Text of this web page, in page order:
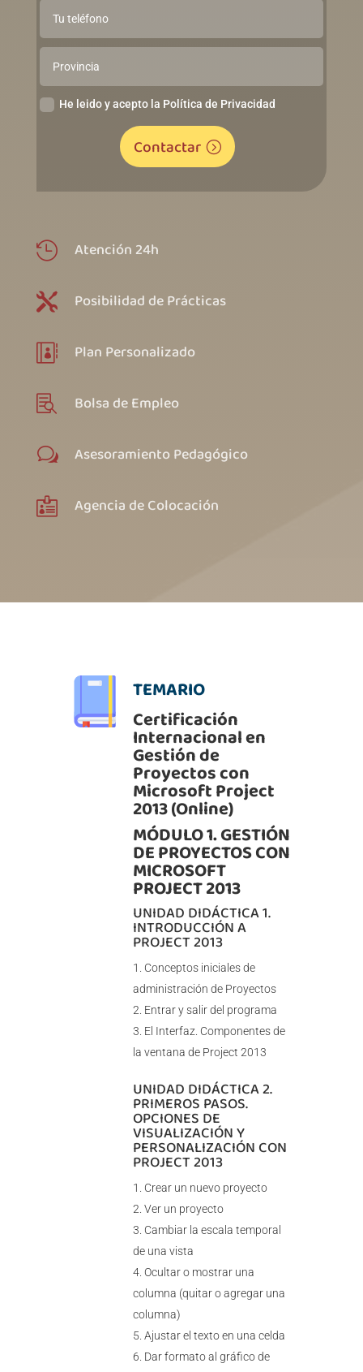
He leido y acepto la Política de Privacidad
Contactar
 Atención 24h
 Posibilidad de Prácticas
 Plan Personalizado
 Bolsa de Empleo
w Asesoramiento Pedagógico
 Agencia de Colocación
TEMARIO
Certificación
Internacional en
Gestión de
Proyectos con
Microsoft Project
2013 (Online)
MÓDULO 1. GESTIÓN
DE PROYECTOS CON
MICROSOFT
PROJECT 2013
UNIDAD DIDÁCTICA 1.
INTRODUCCIÓN A
PROJECT 2013
Conceptos iniciales de
administración de Proyectos
Entrar y salir del programa
El Interfaz. Componentes de
la ventana de Project 2013
UNIDAD DIDÁCTICA 2.
PRIMEROS PASOS.
OPCIONES DE
VISUALIZACIÓN Y
PERSONALIZACIÓN CON
PROJECT 2013
Crear un nuevo proyecto
Ver un proyecto
Cambiar la escala temporal
de una vista
Ocultar o mostrar una
columna (quitar o agregar una
columna)
Ajustar el texto en una celda
Dar formato al gráfico de